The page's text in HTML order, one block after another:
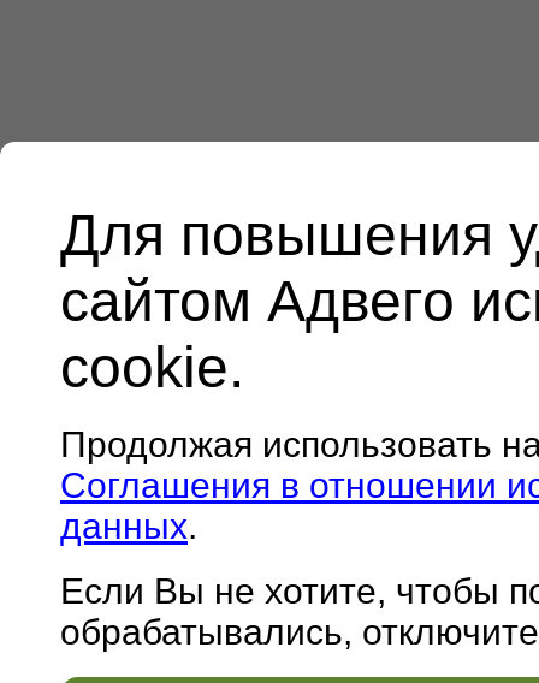
Для повышения
сайтом Адвего
cookie.
Продолжая использовать
Соглашения в отношении
данных.
Если Вы не хотите, чтобы
обрабатывались,